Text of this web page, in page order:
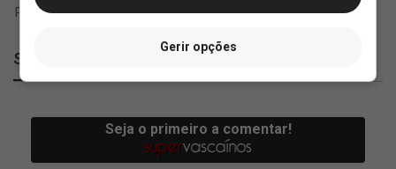
SuperVasco
Gerir opções